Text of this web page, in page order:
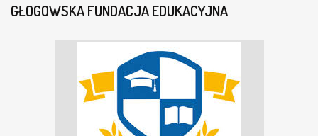
GŁOGOWSKA FUNDACJA EDUKACYJNA